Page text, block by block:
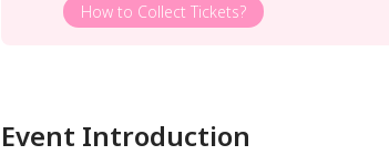
How to Collect Tickets?
Event Introduction